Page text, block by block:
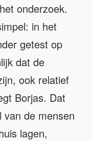
onderzoek.
in het
getest op
dat de
ook relatief
Borjas. Dat
van de mensen
lagen,